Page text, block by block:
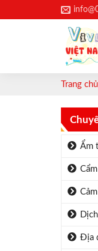
to
Trang chủ
Ẩm
Địa